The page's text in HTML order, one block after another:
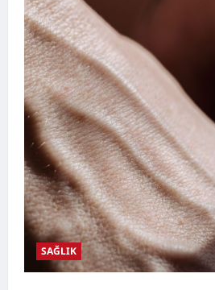
Doğal
Destekleyici
Yöntemler
ve
Demir
Açısından
Zengin
Tarifler
SAĞLIK